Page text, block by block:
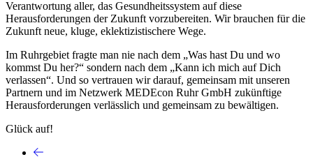
Verantwortung aller, das Gesundheitssystem auf diese
Herausforderungen der Zukunft vorzubereiten. Wir brauchen für die
Zukunft neue, kluge, eklektizistischere Wege.
Im Ruhrgebiet fragte man nie nach dem „Was hast Du und wo
kommst Du her?“ sondern nach dem „Kann ich mich auf Dich
verlassen“. Und so vertrauen wir darauf, gemeinsam mit unseren
Partnern und im Netzwerk MEDEcon Ruhr GmbH zukünftige
Herausforderungen verlässlich und gemeinsam zu bewältigen.
Glück auf!